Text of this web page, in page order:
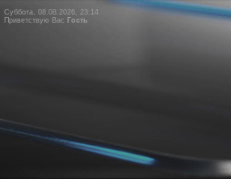
Суббота, 08.08.2026, 23:14
Приветствую Вас Гость